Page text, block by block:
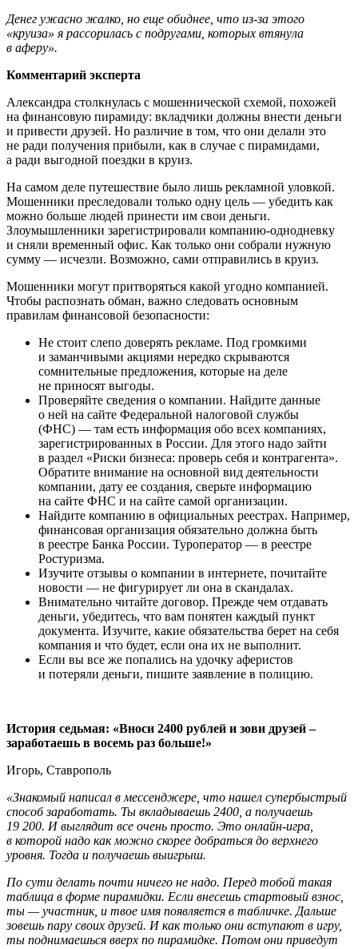
Денег ужасно жалко, но еще обиднее, что из-за этого
«круиза» я рассорилась с подругами, которых втянула
в аферу».
Комментарий эксперта
Александра столкнулась с мошеннической схемой, похожей
на финансовую пирамиду: вкладчики должны внести деньги
и привести друзей. Но различие в том, что они делали это
не ради получения прибыли, как в случае с пирамидами,
а ради выгодной поездки в круиз.
На самом деле путешествие было лишь рекламной уловкой.
Мошенники преследовали только одну цель — убедить как
можно больше людей принести им свои деньги.
Злоумышленники зарегистрировали компанию-однодневку
и сняли временный офис. Как только они собрали нужную
сумму — исчезли. Возможно, сами отправились в круиз.
Мошенники могут притворяться какой угодно компанией.
Чтобы распознать обман, важно следовать основным
правилам финансовой безопасности:
Не стоит слепо доверять рекламе. Под громкими
и заманчивыми акциями нередко скрываются
сомнительные предложения, которые на деле
не приносят выгоды.
Проверяйте сведения о компании. Найдите данные
о ней на сайте Федеральной налоговой службы
(ФНС) — там есть информация обо всех компаниях,
зарегистрированных в России. Для этого надо зайти
в раздел «Риски бизнеса: проверь себя и контрагента».
Обратите внимание на основной вид деятельности
компании, дату ее создания, сверьте информацию
на сайте ФНС и на сайте самой организации.
Найдите компанию в официальных реестрах. Например,
финансовая организация обязательно должна быть
в реестре Банка России. Туроператор — в реестре
Ростуризма.
Изучите отзывы о компании в интернете, почитайте
новости — не фигурирует ли она в скандалах.
Внимательно читайте договор. Прежде чем отдавать
деньги, убедитесь, что вам понятен каждый пункт
документа. Изучите, какие обязательства берет на себя
компания и что будет, если она их не выполнит.
Если вы все же попались на удочку аферистов
и потеряли деньги, пишите заявление в полицию.
История седьмая: «Вноси 2400 рублей и зови друзей –
заработаешь в восемь раз больше!»
Игорь, Ставрополь
«Знакомый написал в мессенджере, что нашел супербыстрый
способ заработать. Ты вкладываешь 2400, а получаешь
19 200. И выглядит все очень просто. Это онлайн-игра,
в которой надо как можно скорее добраться до верхнего
уровня. Тогда и получаешь выигрыш.
По сути делать почти ничего не надо. Перед тобой такая
таблица в форме пирамидки. Если внесешь стартовый взнос,
ты — участник, и твое имя появляется в табличке. Дальше
зовешь пару своих друзей. И как только они вступают в игру,
ты поднимаешься вверх по пирамидке. Потом они приведут